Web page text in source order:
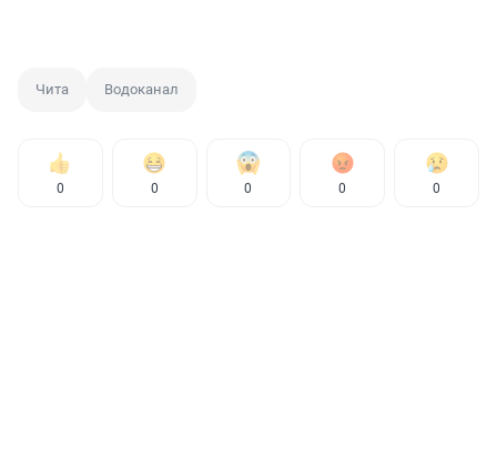
Чита Водоканал
0 0 0 0 0